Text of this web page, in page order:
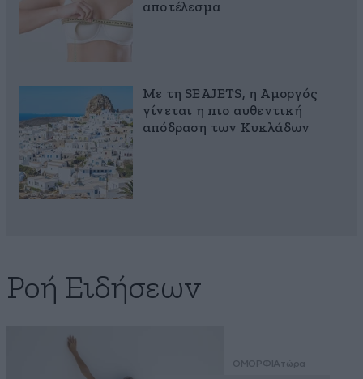
αποτέλεσμα
Με τη SEAJETS, η Αμοργός
γίνεται η πιο αυθεντική
απόδραση των Κυκλάδων
Ροή Ειδήσεων
ΟΜΟΡΦΙΑτώρα